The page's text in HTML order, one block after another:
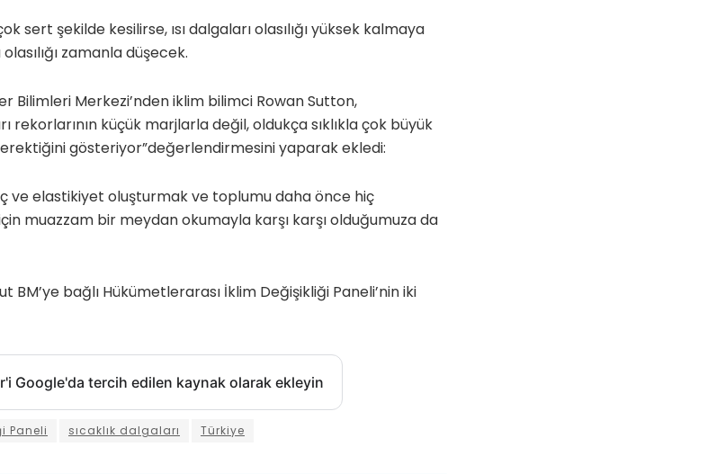
sert şekilde kesilirse, ısı dalgaları olasılığı yüksek kalmaya
zamanla düşecek.
Bilimleri Merkezi’nden iklim bilimci Rowan Sutton,
rekorlarının küçük marjlarla değil, oldukça sıklıkla çok büyük
gösteriyor”değerlendirmesini yaparak ekledi:
ve elastikiyet oluşturmak ve toplumu daha önce hiç
muazzam bir meydan okumayla karşı karşı olduğumuza da
BM’ye bağlı Hükümetlerarası İklim Değişikliği Paneli’nin iki
Google'da tercih edilen kaynak olarak ekleyin
Paneli sıcaklık dalgaları Türkiye